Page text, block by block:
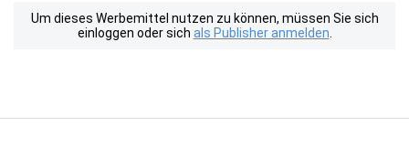
Um dieses Werbemittel nutzen zu können, müssen Sie sich
einloggen oder sich als Publisher anmelden